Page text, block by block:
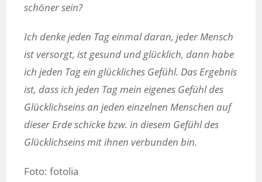
schöner sein?
Ich denke jeden Tag einmal daran, jeder Mensch
ist versorgt, ist gesund und glücklich, dann habe
ich jeden Tag ein glückliches Gefühl. Das Ergebnis
ist, dass ich jeden Tag mein eigenes Gefühl des
Glücklichseins an jeden einzelnen Menschen auf
dieser Erde schicke bzw. in diesem Gefühl des
Glücklichseins mit ihnen verbunden bin.
Foto: fotolia